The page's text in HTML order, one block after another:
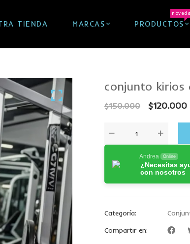
TIENDA MARCAS PRODUCTOS
conjunto kirios
$150.000 $120.000
Andrea Online
¿Necesitas
con nosotros
Categoría:
Compartir en: